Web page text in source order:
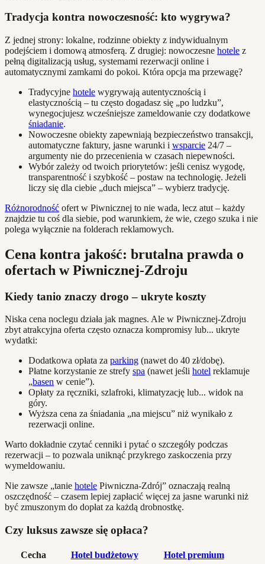
Tradycja kontra nowoczesność: kto wygrywa?
Z jednej strony: lokalne, rodzinne obiekty z indywidualnym
podejściem i domową atmosferą. Z drugiej: nowoczesne hotele z
pełną digitalizacją usług, systemami rezerwacji online i
automatycznymi zamkami do pokoi. Która opcja ma przewagę?
Tradycyjne hotele wygrywają autentycznością i
elastycznością – tu często dogadasz się „po ludzku”,
wynegocjujesz wcześniejsze zameldowanie czy dodatkowe
śniadanie.
Nowoczesne obiekty zapewniają bezpieczeństwo transakcji,
automatyczne faktury, jasne warunki i wsparcie 24/7 –
argumenty nie do przecenienia w czasach niepewności.
Wybór zależy od twoich priorytetów: jeśli cenisz wygodę,
transparentność i szybkość – postaw na technologię. Jeżeli
liczy się dla ciebie „duch miejsca” – wybierz tradycję.
Różnorodność ofert w Piwnicznej to nie wada, lecz atut – każdy
znajdzie tu coś dla siebie, pod warunkiem, że wie, czego szuka i nie
polega wyłącznie na folderach reklamowych.
Cena kontra jakość: brutalna prawda o
ofertach w Piwnicznej-Zdroju
Kiedy tanio znaczy drogo – ukryte koszty
Niska cena noclegu działa jak magnes. Ale w Piwnicznej-Zdroju
zbyt atrakcyjna oferta często oznacza kompromisy lub... ukryte
wydatki:
Dodatkowa opłata za parking (nawet do 40 zł/dobę).
Płatne korzystanie ze strefy spa (nawet jeśli hotel reklamuje
„basen w cenie”).
Opłaty za ręczniki, szlafroki, klimatyzację lub... widok na
góry.
Wyższa cena za śniadania „na miejscu” niż wynikało z
rezerwacji online.
Warto dokładnie czytać cenniki i pytać o szczegóły podczas
rezerwacji – to pozwala uniknąć przykrego zaskoczenia przy
wymeldowaniu.
Nie zawsze „tanie hotele Piwniczna-Zdrój” oznaczają realną
oszczędność – czasem lepiej zapłacić więcej za jasne warunki niż
być zmuszonym do dopłat za każdą drobnostkę.
Czy luksus zawsze się opłaca?
Cecha Hotel budżetowy
Hotel premium